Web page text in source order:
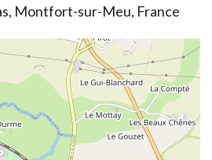
Montfort-sur-Meu, France